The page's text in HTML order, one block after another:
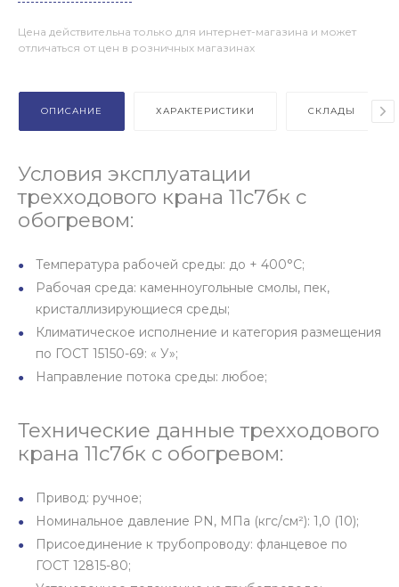
Цена действительна только для интернет-магазина и может
отличаться от цен в розничных магазинах
ОПИСАНИЕ ХАРАКТЕРИСТИКИ СКЛАДЫ
Условия эксплуатации
трехходового крана 11с7бк с
обогревом:
Температура рабочей среды: до + 400°С;
Рабочая среда: каменноугольные смолы, пек,
кристаллизирующиеся среды;
Климатическое исполнение и категория размещения
по ГОСТ 15150-69: « У»;
Направление потока среды: любое;
Технические данные трехходового
крана 11с7бк с обогревом:
Привод: ручное;
Номинальное давление PN, МПа (кгс/см²): 1,0 (10);
Присоединение к трубопроводу: фланцевое по
ГОСТ 12815-80;